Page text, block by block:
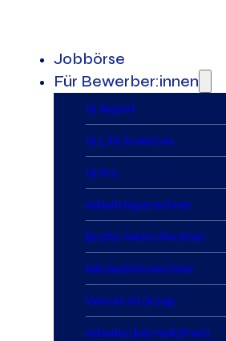
Jobbörse
Für Bewerber:innen
Gi Airport
Gi Life Sciences
Gi Pro
Arbeitstagerechner
Brutto-Netto Rechner
Mindestlohnrechner
Warum Gi Group
Arbeiten bei HelloFresh